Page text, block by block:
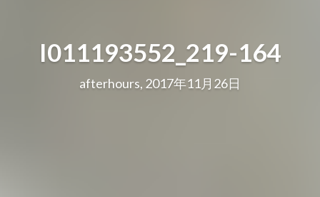
I011193552_219-164
afterhours, 2017年11月26日